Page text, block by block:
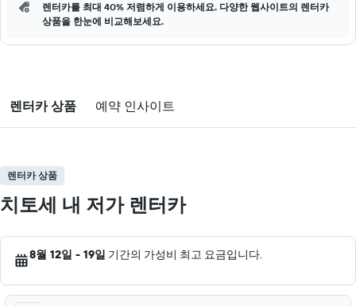
렌터카를 최대 40% 저렴하게 이용하세요. 다양한 웹사이트의 렌터카
상품을 한눈에 비교해보세요.
렌터카 상품 예약 인사이트
렌터카 상품
치토세 내 저가 렌터카
8월 12일 - 19일 기간의 가성비 최고 요금입니다.